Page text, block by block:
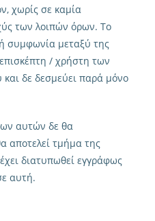
χωρίς σε καμία
των λοιπών όρων. Το
συμφωνία μεταξύ της
επισκέπτη / χρήστη των
δε δεσμεύει παρά μόνο
αυτών δε θα
αποτελεί τμήμα της
διατυπωθεί εγγράφως
αυτή.